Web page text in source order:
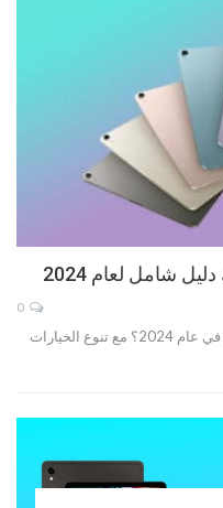
شامل لعام 2024
هل تبحث عن أفضل تابلت يناسب احتياجاتك في عام 2024؟ مع تنوع الخيارات